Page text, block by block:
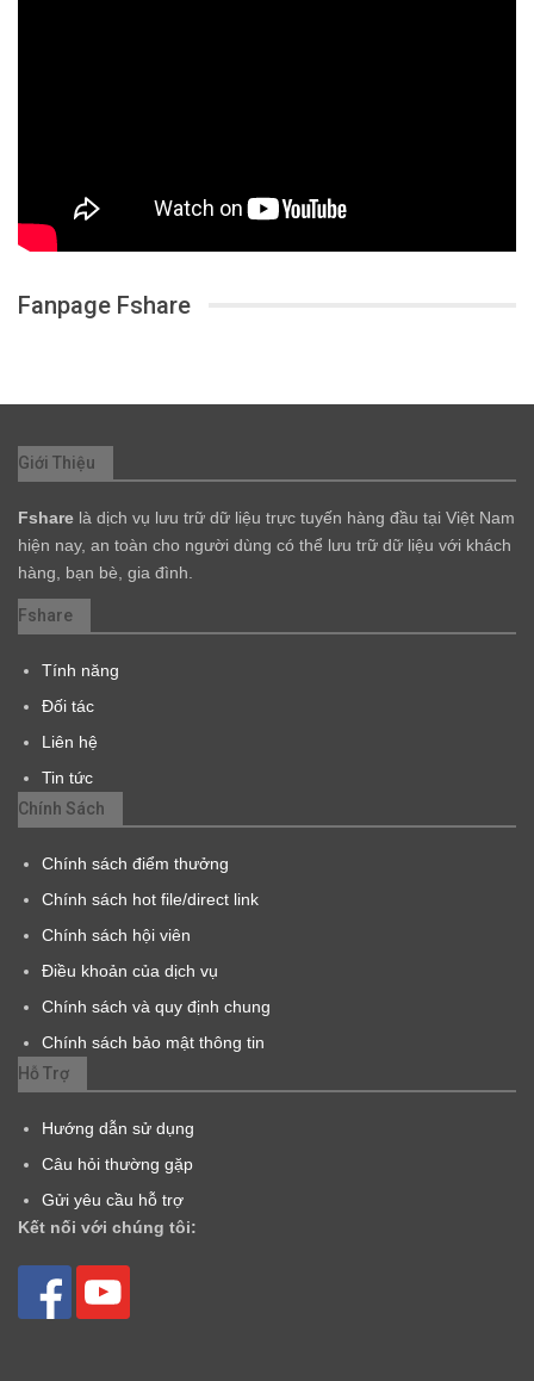
Fanpage Fshare
Giới Thiệu
Fshare là dịch vụ lưu trữ dữ liệu trực tuyến hàng đầu tại Việt Nam
hiện nay, an toàn cho người dùng có thể lưu trữ dữ liệu với khách
hàng, bạn bè, gia đình.
Fshare
Tính năng
Đối tác
Liên hệ
Tin tức
Chính Sách
Chính sách điểm thưởng
Chính sách hot file/direct link
Chính sách hội viên
Điều khoản của dịch vụ
Chính sách và quy định chung
Chính sách bảo mật thông tin
Hỗ Trợ
Hướng dẫn sử dụng
Câu hỏi thường gặp
Gửi yêu cầu hỗ trợ
Kết nối với chúng tôi: